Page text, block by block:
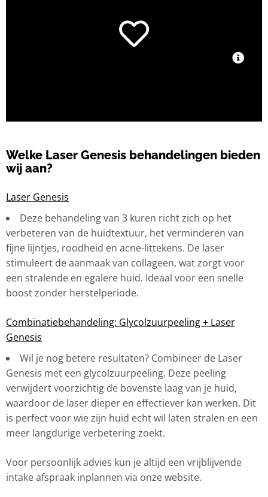
bijwerkingen.
Welke Laser Genesis behandelingen bieden
wij aan?
Laser Genesis
Deze behandeling van 3 kuren richt zich op het
verbeteren van de huidtextuur, het verminderen van
fijne lijntjes, roodheid en acne-littekens. De laser
stimuleert de aanmaak van collageen, wat zorgt voor
een stralende en egalere huid. Ideaal voor een snelle
boost zonder herstelperiode.
Combinatiebehandeling: Glycolzuurpeeling + Laser
Genesis
Wil je nog betere resultaten? Combineer de Laser
Genesis met een glycolzuurpeeling. Deze peeling
verwijdert voorzichtig de bovenste laag van je huid,
waardoor de laser dieper en effectiever kan werken. Dit
is perfect voor wie zijn huid echt wil laten stralen en een
meer langdurige verbetering zoekt.
Voor persoonlijk advies kun je altijd een vrijblijvende
intake afspraak inplannen via onze website.